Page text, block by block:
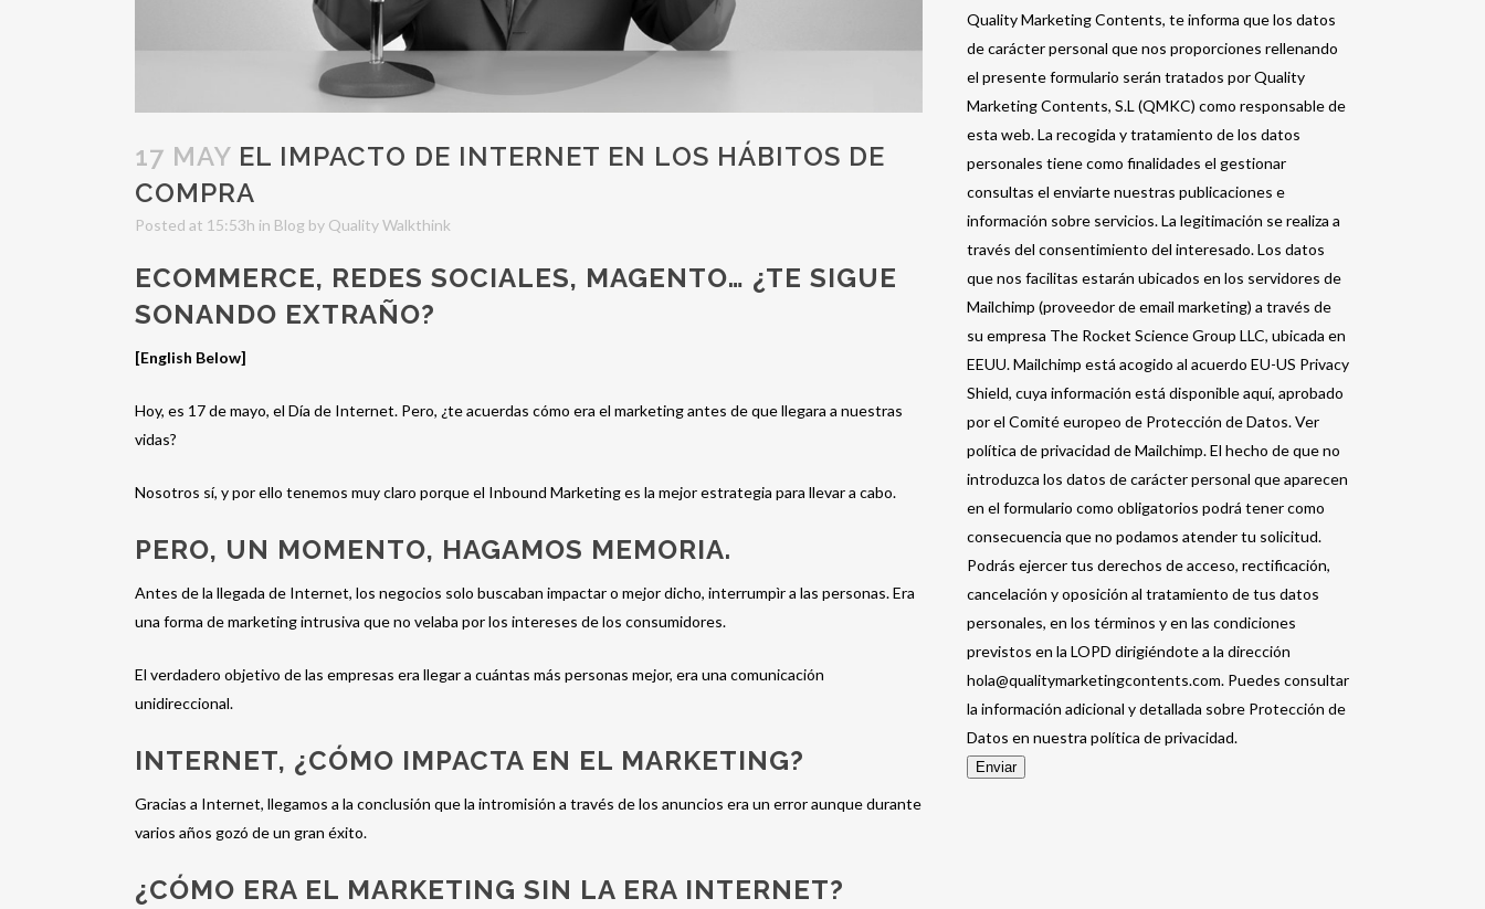
17 MAY EL IMPACTO DE INTERNET EN LOS HÁBITOS DE
COMPRA
Posted at 15:53h in Blog by Quality Walkthink
ECOMMERCE, REDES SOCIALES, MAGENTO… ¿TE SIGUE
SONANDO EXTRAÑO?
[English Below]
Hoy, es 17 de mayo, el Día de Internet. Pero, ¿te acuerdas cómo era el marketing antes de que llegara a nuestras
vidas?
Nosotros sí, y por ello tenemos muy claro porque el Inbound Marketing es la mejor estrategia para llevar a cabo.
PERO, UN MOMENTO, HAGAMOS MEMORIA.
Antes de la llegada de Internet, los negocios solo buscaban impactar o mejor dicho, interrumpìr a las personas. Era
una forma de marketing intrusiva que no velaba por los intereses de los consumidores.
El verdadero objetivo de las empresas era llegar a cuántas más personas mejor, era una comunicación
unidireccional.
INTERNET, ¿CÓMO IMPACTA EN EL MARKETING?
Gracias a Internet, llegamos a la conclusión que la intromisión a través de los anuncios era un error aunque durante
varios años gozó de un gran éxito.
¿CÓMO ERA EL MARKETING SIN LA ERA INTERNET?
Quality Marketing Contents, te informa que los datos
de carácter personal que nos proporciones rellenando
el presente formulario serán tratados por Quality
Marketing Contents, S.L (QMKC) como responsable de
esta web. La recogida y tratamiento de los datos
personales tiene como finalidades el gestionar
consultas el enviarte nuestras publicaciones e
información sobre servicios. La legitimación se realiza a
través del consentimiento del interesado. Los datos
que nos facilitas estarán ubicados en los servidores de
Mailchimp (proveedor de email marketing) a través de
su empresa The Rocket Science Group LLC, ubicada en
EEUU. Mailchimp está acogido al acuerdo EU-US Privacy
Shield, cuya información está disponible aquí, aprobado
por el Comité europeo de Protección de Datos. Ver
política de privacidad de Mailchimp. El hecho de que no
introduzca los datos de carácter personal que aparecen
en el formulario como obligatorios podrá tener como
consecuencia que no podamos atender tu solicitud.
Podrás ejercer tus derechos de acceso, rectificación,
cancelación y oposición al tratamiento de tus datos
personales, en los términos y en las condiciones
previstos en la LOPD dirigiéndote a la dirección
hola@qualitymarketingcontents.com. Puedes consultar
la información adicional y detallada sobre Protección de
Datos en nuestra política de privacidad.
Enviar